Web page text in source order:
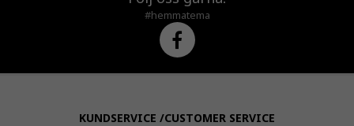
#hemmatema
KUNDSERVICE /CUSTOMER SERVICE